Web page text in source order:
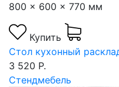
800 x 600 x 770 мм
Купить
Стол кухонный
3 520 Р.
Стендмебель